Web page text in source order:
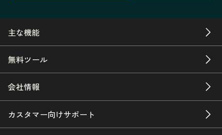
主な機能
無料ツール
会社情報
カスタマー向けサポート